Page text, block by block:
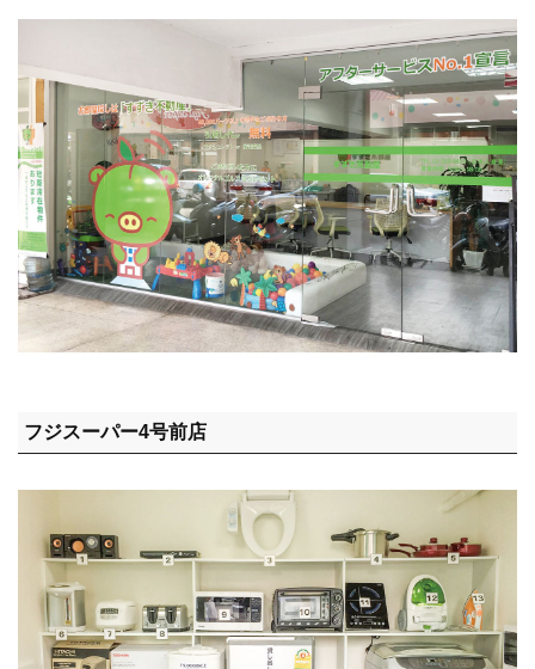
フジスーパー4号前店